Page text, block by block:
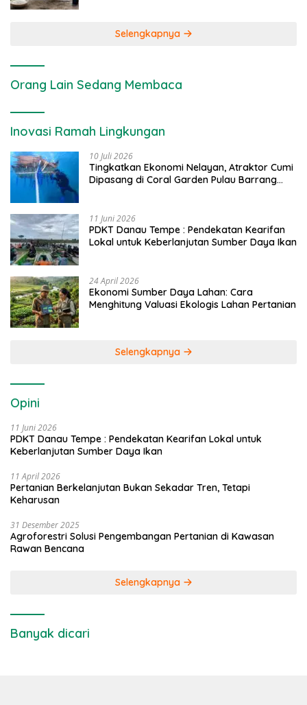
Selengkapnya
Orang Lain Sedang Membaca
Inovasi Ramah Lingkungan
10 Juli 2026
Tingkatkan Ekonomi Nelayan, Atraktor Cumi
Dipasang di Coral Garden Pulau Barrang
11 Juni 2026
PDKT Danau Tempe : Pendekatan Kearifan
Lokal untuk Keberlanjutan Sumber Daya Ikan
24 April 2026
Ekonomi Sumber Daya Lahan: Cara
Menghitung Valuasi Ekologis Lahan Pertanian
Selengkapnya
Opini
11 Juni 2026
PDKT Danau Tempe : Pendekatan Kearifan Lokal untuk
Keberlanjutan Sumber Daya Ikan
11 April 2026
Pertanian Berkelanjutan Bukan Sekadar Tren, Tetapi
Keharusan
31 Desember 2025
Agroforestri Solusi Pengembangan Pertanian di Kawasan
Rawan Bencana
Selengkapnya
Banyak dicari